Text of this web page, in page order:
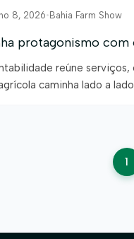
8, 2026• Bahia Farm Show
protagonismo
reúne
caminha lado a
1